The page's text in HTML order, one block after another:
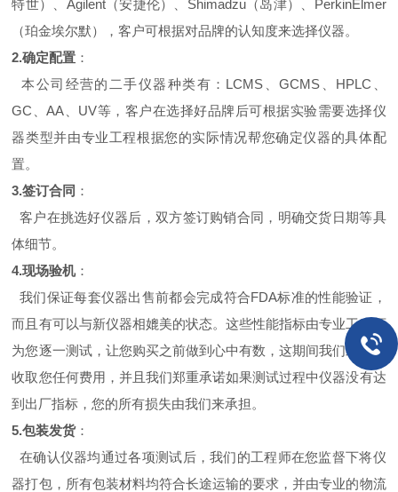
特世）、 Agilent（安捷伦）、 Shimadzu（岛津）、 PerkinElmer
（珀金埃尔默），客户可根据对品牌的认知度来选择仪器。
2.确定配置 ：
本公司经营的二手仪器种类有： LCMS 、GCMS HPLC
GC 、AA UV等，客户在选择好品牌后可根据实验需要选择仪
器类型并由专业工程根据您的实际情况帮您确定仪器的具体配
置。
3.签订合同 ：
客户在挑选好仪器后，双方签订购销合同，明确交货日期等具
体细节。
4.现场验机：
我们保证每套仪器出售前都会完成符合FDA标准的性能验证，
而且有可以与新仪器相媲美的状态。这些性能指标由专业工程师
为您逐一测试，让您购买之前做到心中有数，这期间我们绝不会
收取您任何费用，并且我们郑重承诺如果测试过程中仪器没有达
到出厂指标，您的所有损失由我们来承担。
5.包装发货：
在确认仪器均通过各项测试后，我们的工程师在您监督下将仪
器打包，所有包装材料均符合长途运输的要求，并由专业的物流